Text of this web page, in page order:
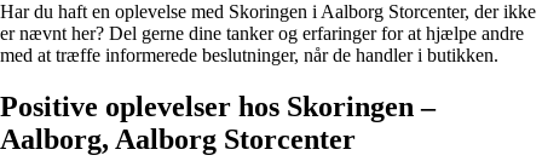
Har du haft en oplevelse med Skoringen i Aalborg Storcenter, der ikke
er nævnt her? Del gerne dine tanker og erfaringer for at hjælpe andre
med at træffe informerede beslutninger, når de handler i butikken.
Positive oplevelser hos Skoringen –
Aalborg, Aalborg Storcenter